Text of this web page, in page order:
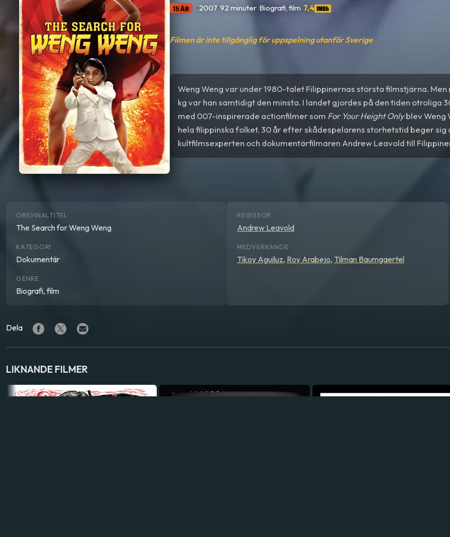
15 ÅR •2007•92 minuter Biografi, film•7,4
Filmen är inte tillgänglig för uppspelning utanför Sverige
Weng Weng var under 1980-talet Filippinernas största filmstjärna. Men
kg var han samtidigt den minsta. I landet gjordes på den tiden otroliga
med 007-inspirerade actionfilmer som For Your Height Onlyblev Weng
hela filippinska folket. 30 år efter skådespelarens storhetstid beger sig
kultfilmsexperten och dokumentärfilmaren Andrew Leavold till
turer kring Weng Weng. Det blir en resa som tecknar en fascinerande
ORIGINALTITEL
The Search for Weng Weng
KATEGORI
Dokumentär
GENRE
Biografi, film
REGISSÖR
Andrew Leavold
MEDVERKANDE
Tikoy Aguiluz, Roy Arabejo, Tilman Baumgaertel
Dela
LIKNANDE FILMER